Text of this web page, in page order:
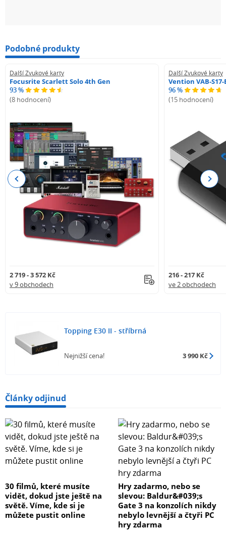
Podobné produkty
Další Zvukové karty
Focusrite Scarlett Solo 4th Gen
93 %
(8 hodnocení)
2 719 - 3 572 Kč
v 9 obchodech
Další Zvukové karty
Vention VAB-S17-
96 %
(15 hodnocení)
216 - 217 Kč
ve 2 obchodech
Previous Next
Topping E30 II - stříbrná
Nejnižší cena! 3 990 Kč
Články odjinud
30 filmů, které musíte
vidět, dokud jste ještě na
světě. Víme, kde si je
můžete pustit online
Hry zadarmo, nebo se
slevou: Baldur&#039;s
Gate 3 na konzolích nikdy
nebylo levnější a čtyři PC
hry zdarma